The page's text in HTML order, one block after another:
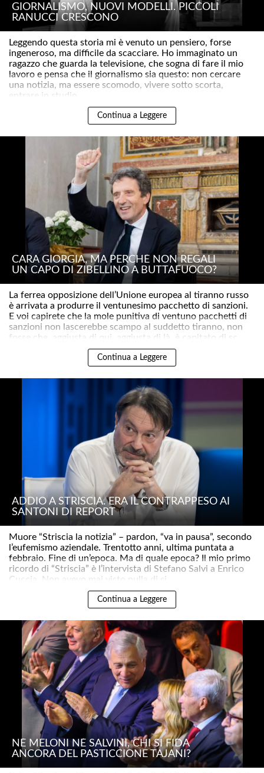
GIORNALISMO, NUOVI MODELLI. PICCOLI
RANUCCI CRESCONO
Leggendo questa storia mi è venuto un pensiero, forse
ingeneroso, ma difficile da scacciare. Ho immaginato un
ragazzo che guarda la televisione, che sogna di fare il mio
lavoro e pensa che il giornalismo sia questo: non cercare
una notizia, ma essere scomodo, vivere sotto scorta,
entrare in studio ..
Continua a Leggere
CARA GIORGIA, MA PERCHÉ NON REGALI
UN CAPO DI ZIBELLINO A BUTTAFUOCO?
La ferrea opposizione dell’Unione europea al tiranno russo
è arrivata a produrre il ventunesimo pacchetto di sanzioni.
E voi capirete che la mole punitiva di ventuno pacchetti di
sanzioni non lascerebbe scampo al suddetto tiranno, non
fosse che, aggiusta di qui, aggiusta di là, è capitato di sc..
Continua a Leggere
ADDIO A STRISCIA. ERA IL CONTRAPPESO AI
SANTONI DI REPORT
Muore “Striscia la notizia” – pardon, “va in pausa”, secondo
l’eufemismo aziendale. Trentotto anni, ultima puntata a
febbraio. Fine di un’epoca. Ma di quale epoca? Il mio primo
ricordo di “Striscia” è l’intervista di Stefano Salvi a Enrico
Cuccia. Non avevo mai visto nulla di si..
Continua a Leggere
NÉ MELONI NÉ SALVINI, CHI SI FIDA
ANCORA DEL PASTICCIONE TAJANI?